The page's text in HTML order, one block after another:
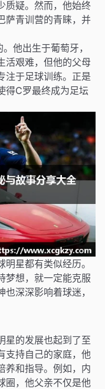
质疑。然而，他始终
萨青训营的青睐，并
他出生于葡萄牙，
活艰难，但他的父母
注于足球训练。正是
得C罗最终成为足坛
星都有类似经历。
梦想，就一定能克服
深深影响着球迷，
星的发展也起到了至
支持自己的家庭，他
养和指导。例如，内
圈，他父亲不仅是他